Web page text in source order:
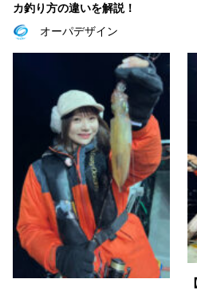
カ釣り方の違いを解説！
オーパデザイン